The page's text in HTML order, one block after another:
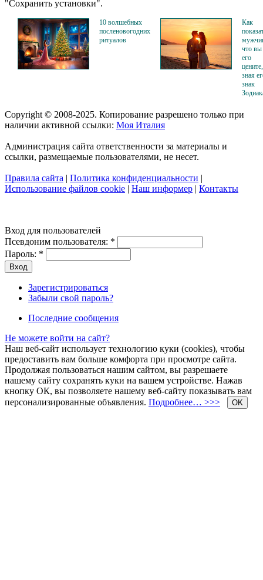
"Сохранить установки".
10 волшебных
посленовогодних
ритуалов
Как
что вы
его
цените,
зная
знак
Copyright © 2008-2025. Копирование разрешено только при
наличии активной ссылки: Моя Италия
Администрация сайта ответственности за материалы и
ссылки, размещаемые пользователями, не несет.
Правила сайта | Политика конфиденциальности |
Использование файлов cookie | Наш информер | Контакты
Вход для пользователей
Псевдоним пользователя: *
Пароль: *
Зарегистрироваться
Забыли свой пароль?
Последние сообщения
Не можете войти на сайт?
Наш веб-сайт использует технологию куки (cookies), чтобы
предоставить вам больше комфорта при просмотре сайта.
Продолжая пользоваться нашим сайтом, вы разрешаете
нашему сайту сохранять куки на вашем устройстве. Нажав
кнопку ОК, вы позволяете нашему веб-сайту показывать вам
персонализированные объявления. Подробнее… >>> OK